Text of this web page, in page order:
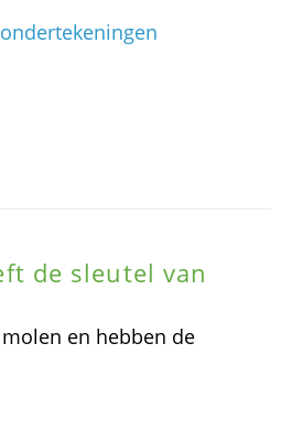
de sleutel van
en hebben de